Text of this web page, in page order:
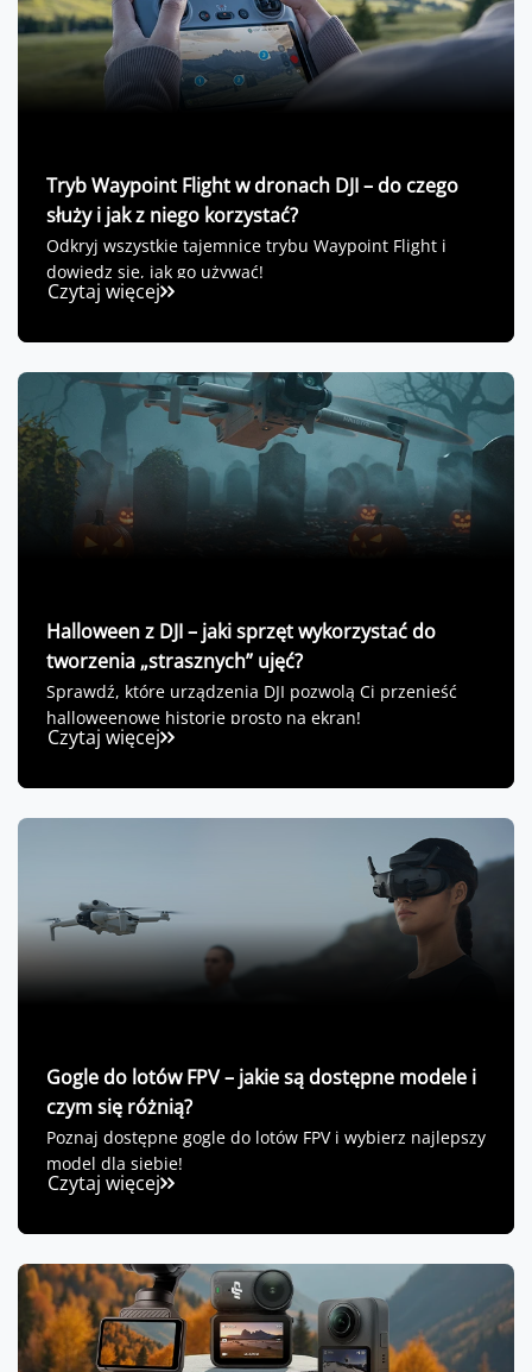
Tryb Waypoint Flight w dronach DJI – do czego
służy i jak z niego korzystać?
Odkryj wszystkie tajemnice trybu Waypoint Flight i
dowiedz się, jak go używać!
Czytaj więcej
Halloween z DJI – jaki sprzęt wykorzystać do
tworzenia „strasznych” ujęć?
Sprawdź, które urządzenia DJI pozwolą Ci przenieść
halloweenowe historie prosto na ekran!
Czytaj więcej
Gogle do lotów FPV – jakie są dostępne modele i
czym się różnią?
Poznaj dostępne gogle do lotów FPV i wybierz najlepszy
model dla siebie!
Czytaj więcej